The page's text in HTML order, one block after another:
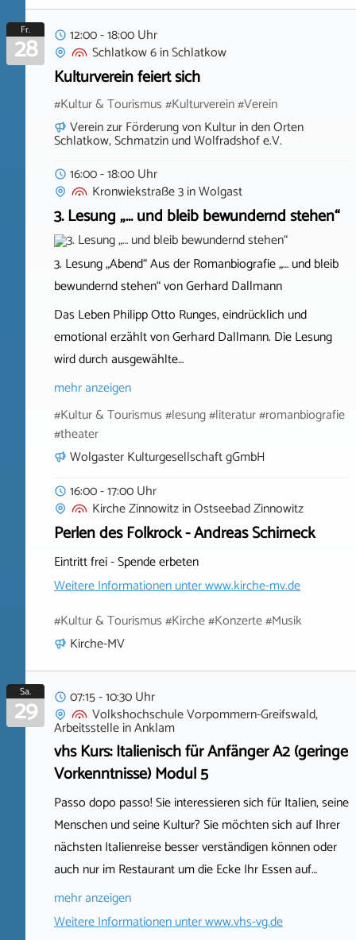
Fr.
28
12:00 - 18:00 Uhr
Schlatkow 6inSchlatkow
Kulturverein feiert sich
#Kultur & Tourismus #Kulturverein #Verein
Verein zur Förderung von Kultur in den Orten
Schlatkow, Schmatzin und Wolfradshof e.V.
16:00 - 18:00 Uhr
Kronwiekstraße 3inWolgast
3. Lesung „… und bleib bewundernd stehen“
3. Lesung „Abend“ Aus der Romanbiografie „… und bleib
bewundernd stehen“ von Gerhard Dallmann
Das Leben Philipp Otto Runges, eindrücklich und
emotional erzählt von Gerhard Dallmann. Die Lesung
wird durch ausgewählte…
mehr anzeigen
#Kultur & Tourismus #lesung #literatur #romanbiografie
#theater
Wolgaster Kulturgesellschaft gGmbH
16:00 - 17:00 Uhr
Kirche ZinnowitzinOstseebad Zinnowitz
Perlen des Folkrock - Andreas Schirneck
Eintritt frei - Spende erbeten
Weitere Informationen unterwww.kirche-mv.de
#Kultur & Tourismus #Kirche #Konzerte #Musik
Kirche-MV
Sa.
29
07:15 - 10:30 Uhr
Volkshochschule Vorpommern-Greifswald,
ArbeitsstelleinAnklam
vhs Kurs: Italienisch für Anfänger A2 (geringe
Vorkenntnisse) Modul 5
Passo dopo passo! Sie interessieren sich für Italien, seine
Menschen und seine Kultur? Sie möchten sich auf Ihrer
nächsten Italienreise besser verständigen können oder
auch nur im Restaurant um die Ecke Ihr Essen auf…
mehr anzeigen
Weitere Informationen unterwww.vhs-vg.de